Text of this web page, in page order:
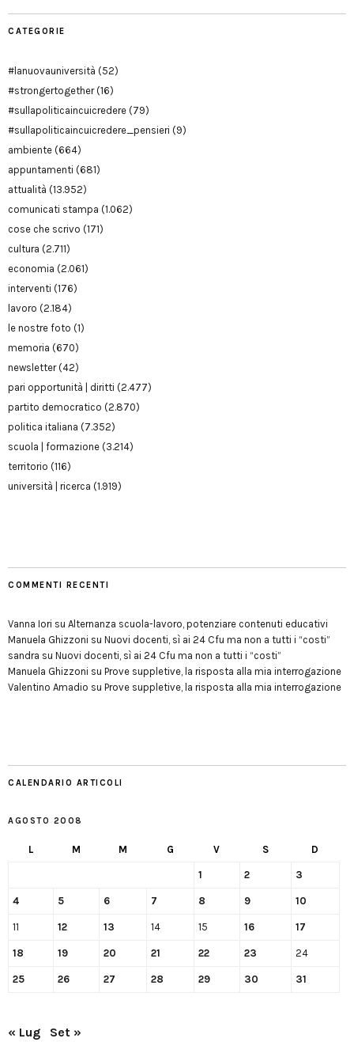
CATEGORIE
#lanuovauniversità (52)
#strongertogether(16)
#sullapoliticaincuicredere (79)
#sullapoliticaincuicredere_pensieri (9)
ambiente (664)
appuntamenti (681)
attualità (13.952)
comunicati stampa (1.062)
cose che scrivo (171)
cultura (2.711)
economia (2.061)
interventi (176)
lavoro (2.184)
le nostre foto (1)
memoria (670)
newsletter(42)
pari opportunità | diritti (2.477)
partito democratico (2.870)
politica italiana (7.352)
scuola | formazione (3.214)
territorio (116)
università | ricerca (1.919)
COMMENTI RECENTI
Vanna Iori su Alternanza scuola-lavoro, potenziare contenuti educativi
Manuela Ghizzoni su Nuovi docenti, sì ai 24 Cfu ma non a tutti i “costi”
sandra su Nuovi docenti, sì ai 24 Cfu ma non a tutti i “costi”
Manuela Ghizzoni su Prove suppletive, la risposta alla mia interrogazione
Valentino Amadio su Prove suppletive, la risposta alla mia interrogazione
CALENDARIO ARTICOLI
AGOSTO 2008
L M M G V S D
1 2 3
4 5 6 7 8 9 10
11 12 13 14 15 16 17
18 19 20 21 22 23 24
25 26 27 28 29 30 31
« Lug Set »